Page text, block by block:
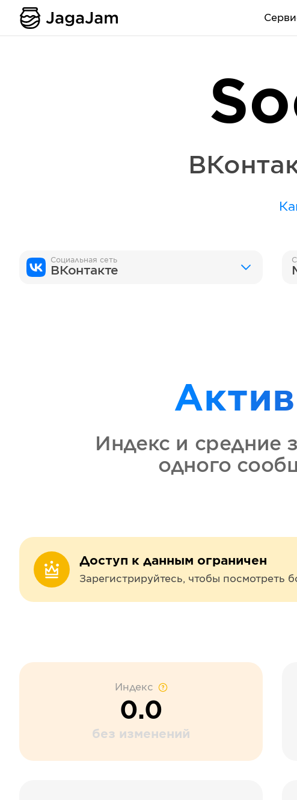
Социальная сеть
ВКонтакте
Индекс и средние
одного
Доступ к данным ограничен
Зарегистрируйтесь, чтобы посмотреть
Индекс
0.0
без изменений